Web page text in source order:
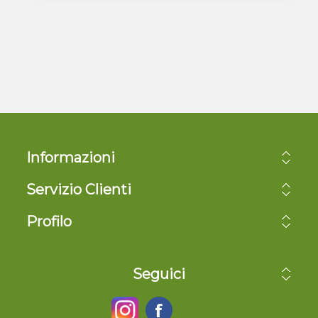
Informazioni
Servizio Clienti
Profilo
Seguici